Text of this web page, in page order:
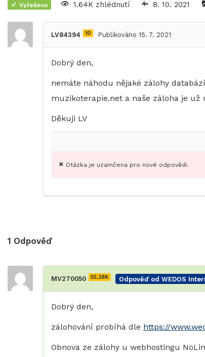
Vyřešeno 1.64K zhlédnutí 8. 10. 2021
LV84394 10 Publikováno 15. 7. 2021
Dobrý den,
nemáte náhodu nějaké zálohy
muzikoterapie.net a naše záloha je už
Děkuji LV
Otázka je uzamčena pro nové odpovědi.
1 Odpověď
MV270050 55.38K Odpověď od WEDOS
Dobrý den,
zálohování probíhá dle https://
Obnova ze zálohy u webhostingu